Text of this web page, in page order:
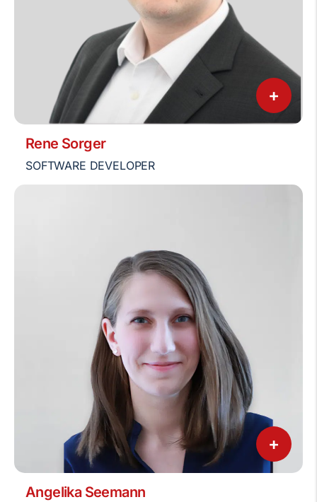
+
Rene Sorger
SOFTWARE DEVELOPER
+
Angelika Seemann